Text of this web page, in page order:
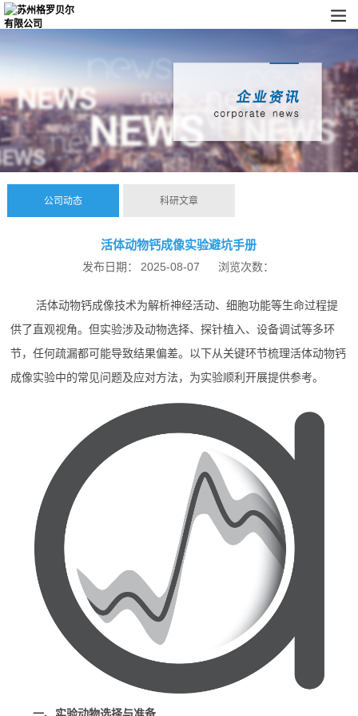
公司动态 科研文章
活体动物钙成像实验避坑手册
发布日期： 2025-08-07 浏览次数：
活体动物钙成像技术为解析神经活动、细胞功能等生命过程提
供了直观视角。但实验涉及动物选择、探针植入、设备调试等多环
节，任何疏漏都可能导致结果偏差。以下从关键环节梳理活体动物钙
成像实验中的常见问题及应对方法，为实验顺利开展提供参考。